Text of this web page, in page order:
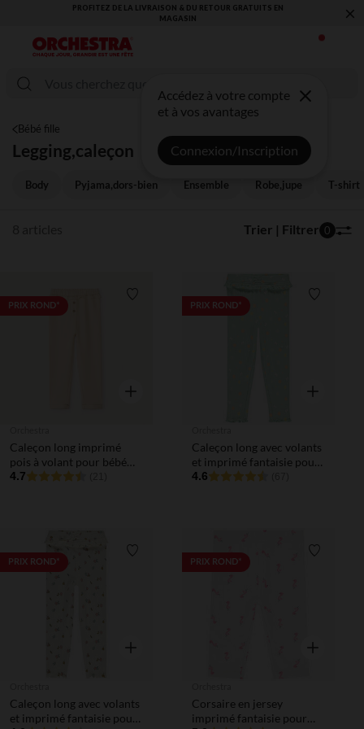
PROFITEZ DE LA LIVRAISON & DU RETOUR GRATUITS EN
MAGASIN​
×
Accédez à votre compte
et à vos avantages
Connexion/Inscription
Bébé fille
Legging,caleçon
Body Pyjama,dors-bien Ensemble Robe,jupe T-shirt
Trier | Filtrer 0
PRIX ROND* Liste de souhaits
Aperçu rapide
Caleçon long imprimé
pois à volant pour bébé
fille
4.7
PRIX ROND*
Aperçu
Caleçon long avec volants
et imprimé fantaisie pour
bébé fille
4.6
PRIX ROND* Liste de souhaits
Aperçu rapide
Caleçon long avec volants
et imprimé fantaisie pour
PRIX ROND*
Aperçu
Corsaire en jersey
imprimé fantaisie pour